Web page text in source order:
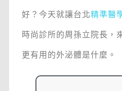
好？今天就讓台北精準醫
時尚診所的周孫立院長，
更有用的外泌體是什麼。